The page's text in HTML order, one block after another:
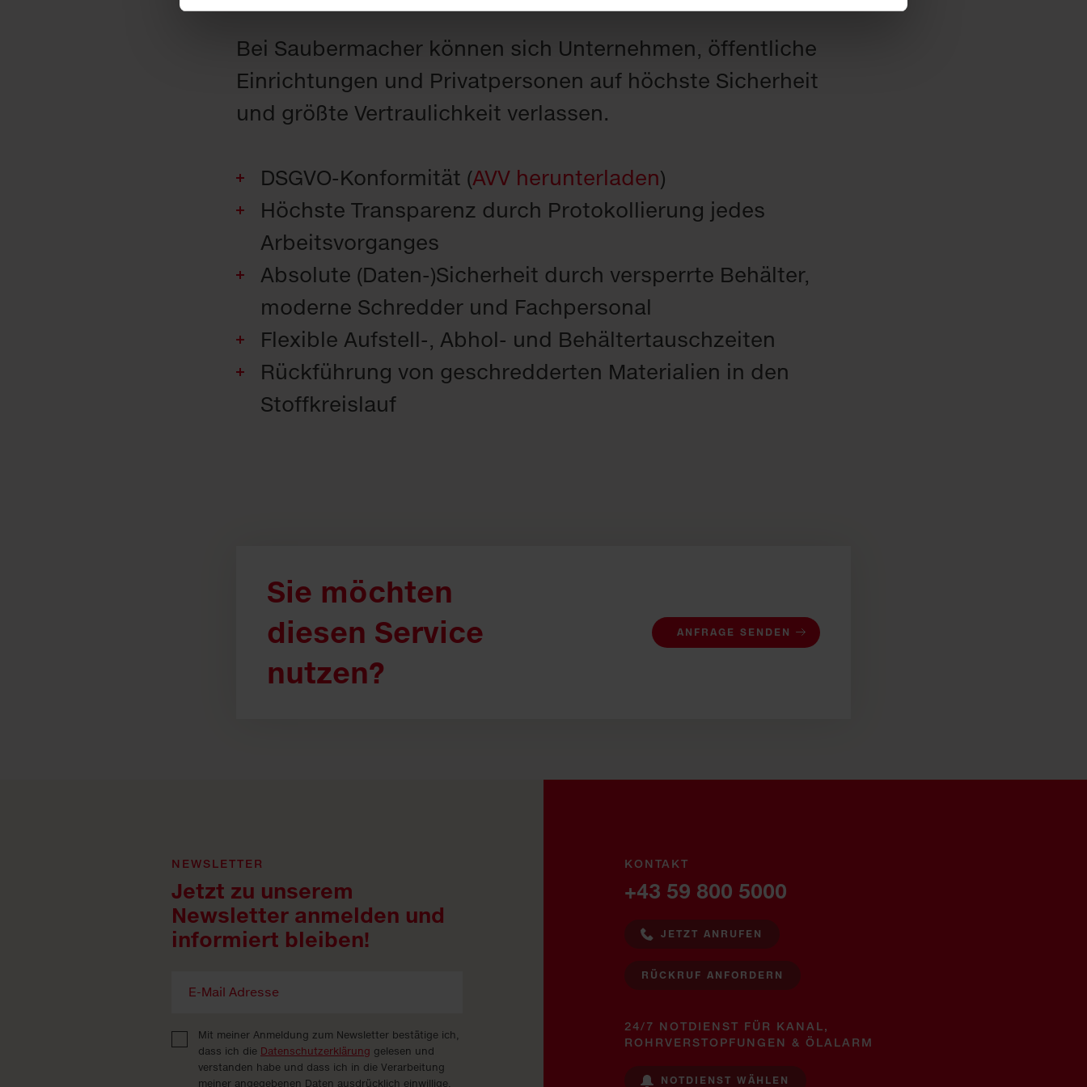
Bei Saubermacher können sich Unternehmen, öffentliche
Einrichtungen und Privatpersonen auf höchste Sicherheit
und größte Vertraulichkeit verlassen.
DSGVO-Konformität (AVV herunterladen)
Höchste Transparenz durch Protokollierung jedes
Arbeitsvorganges
Absolute (Daten-)Sicherheit durch versperrte Behälter,
moderne Schredder und Fachpersonal
Flexible Aufstell-, Abhol- und Behältertauschzeiten
Rückführung von geschredderten Materialien in den
Stoffkreislauf
Sie möchten
diesen Service
nutzen?
ANFRAGE SENDEN
NEWSLETTER
Jetzt zu unserem
Newsletter anmelden und
informiert bleiben!
Mit meiner Anmeldung zum Newsletter bestätige ich,
dass ich die Datenschutzerklärung gelesen und
verstanden habe und dass ich in die Verarbeitung
meiner angegebenen Daten ausdrücklich einwillige.
KONTAKT
+43 59 800 5000
JETZT ANRUFEN
RÜCKRUF ANFORDERN
24/7 NOTDIENST FÜR KANAL,
ROHRVERSTOPFUNGEN & ÖLALARM
NOTDIENST WÄHLEN